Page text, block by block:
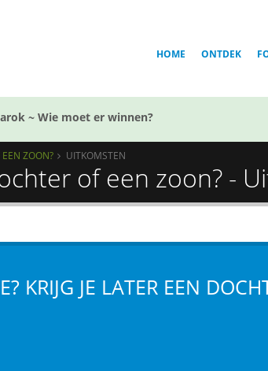
HOME ONTDEK
~ Wie moet er winnen?
EEN ZOON? UITKOMSTEN
of een zoon? -
KRIJG JE LATER EEN